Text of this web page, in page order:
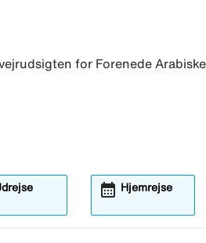
for Forenede
Hjemrejse
calendar_month